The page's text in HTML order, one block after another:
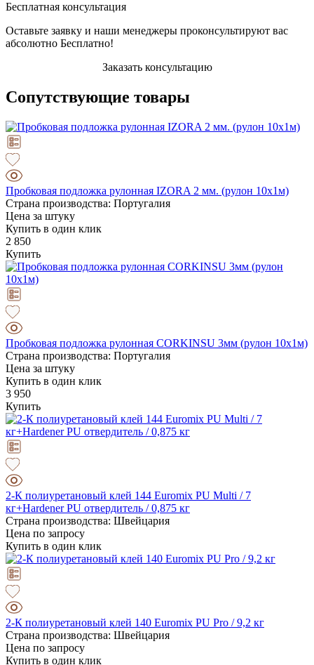
Бесплатная консультация
Оставьте заявку и наши менеджеры проконсультируют вас
абсолютно Бесплатно!
Заказать консультацию
Сопутствующие товары
Пробковая подложка рулонная IZORA 2 мм. (рулон 10х1м)
Страна производства: Португалия
Цена за штуку
Купить в один клик
2 850
Купить
Пробковая подложка рулонная CORKINSU 3мм (рулон 10х1м)
Страна производства: Португалия
Цена за штуку
Купить в один клик
3 950
Купить
2-К полиуретановый клей 144 Euromix PU Multi / 7
кг+Hardener PU отвердитель / 0,875 кг
Страна производства: Швейцария
Цена по запросу
Купить в один клик
2-К полиуретановый клей 140 Euromix PU Pro / 9,2 кг
Страна производства: Швейцария
Цена по запросу
Купить в один клик